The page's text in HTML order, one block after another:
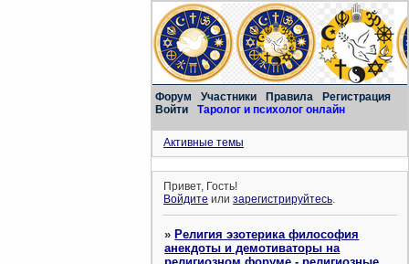
Форум Участники Правила
Регистрация
Войти
Таролог и психолог онлайн
Активные темы
Привет, Гость!
Войдите илизарегистрируйтесь.
»Религия эзотерика философия
анекдоты и демотиваторы на